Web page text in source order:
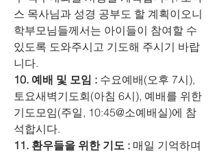
스 목사님과 성경 공부도 할 계획이오니
학부모님들께서는 아이들이 참여할 수
있도록 도와주시고 기도해 주시기 바랍
니다.
10. 예배 및 모임 : 수요예배(오후 7시),
토요새벽기도회(아침 6시), 예배를 위한
기도모임(주일, 10:45@소예배실)에 참
석합시다.
11. 환우들을 위한 기도 : 매일 기억하며